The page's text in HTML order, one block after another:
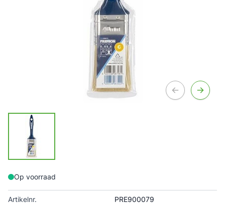
Op voorraad
Artikelnr. PRE900079